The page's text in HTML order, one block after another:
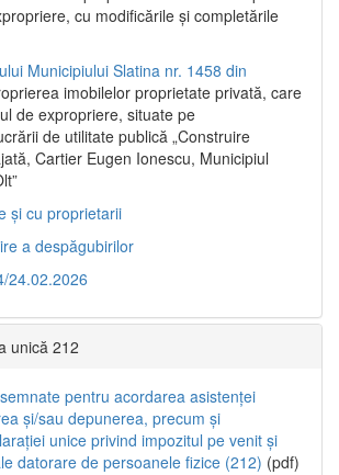
cu modificările şi completările
Municipiului Slatina nr. 1458 din
imobilelor proprietate privată, care
de expropriere, situate pe
de utilitate publică „Construire
Cartier Eugen Ionescu, Municipiul
și cu proprietarii
a despăgubirilor
24.02.2026
unică 212
pentru acordarea asistenței
și/sau depunerea, precum și
unice privind impozitul pe venit și
datorare de persoanele fizice (212) (pdf)